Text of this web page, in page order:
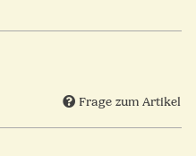
Frage zum Artikel